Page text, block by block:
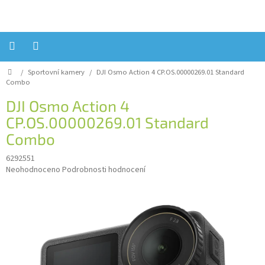
Úvod
Obchodní
podmínky
FIRMWARE
a
Hodnocení
Domů
/ Sportovní kamery / DJI Osmo Action 4 CP.OS.00000269.01Standard
Combo
DJI Osmo Action 4
CP.OS.00000269.01 Standard
Combo
6292551
Průměrné
hvězdiček.
Neohodnoceno Podrobnosti hodnocení